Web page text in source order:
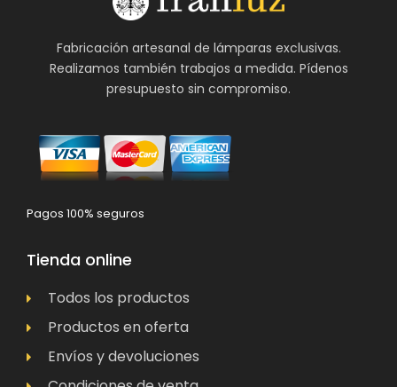
Fabricación artesanal de lámparas exclusivas.
Realizamos también trabajos a medida. Pídenos
presupuesto sin compromiso.
Pagos 100% seguros
Tienda online
Todos los productos
Productos en oferta
Envíos y devoluciones